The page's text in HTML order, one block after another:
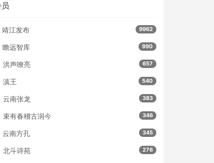
靖江发布 9962
瞻远智库 990
洪声嘹亮 657
滇王 540
云南张龙 383
束有春稽古润今 346
云南方孔 345
北斗诗苑 276